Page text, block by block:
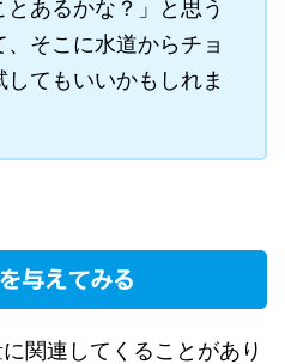
とあるかな？」と思う
そこに水道からチョ
てもいいかもしれま
与えてみる
関連してくることがあり